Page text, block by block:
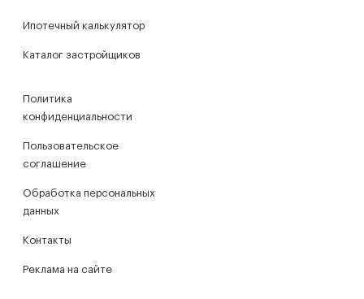
Ипотечный калькулятор
Каталог застройщиков
Политика
конфиденциальности
Пользовательское
соглашение
Обработка персональных
данных
Контакты
Реклама на сайте